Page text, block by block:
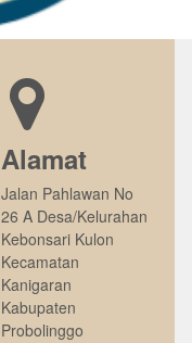
Alamat
Jalan Pahlawan No
26 A Desa/Kelurahan
Kebonsari Kulon
Kecamatan
Kanigaran
Kabupaten
Probolinggo